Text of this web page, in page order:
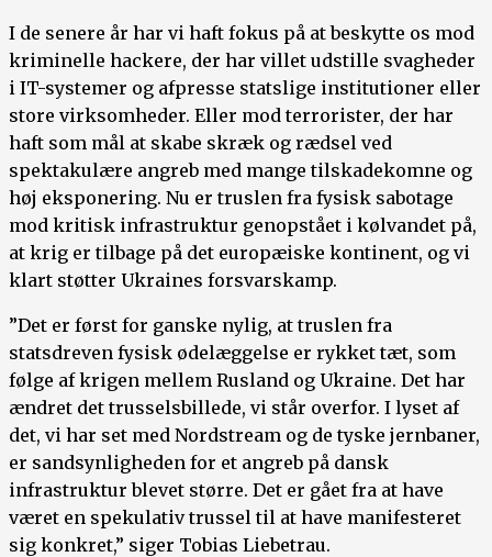
I de senere år har vi haft fokus på at beskytte os mod
kriminelle hackere, der har villet udstille svagheder
i IT-systemer og afpresse statslige institutioner eller
store virksomheder. Eller mod terrorister, der har
haft som mål at skabe skræk og rædsel ved
spektakulære angreb med mange tilskadekomne og
høj eksponering. Nu er truslen fra fysisk sabotage
mod kritisk infrastruktur genopstået i kølvandet på,
at krig er tilbage på det europæiske kontinent, og vi
klart støtter Ukraines forsvarskamp.
”Det er først for ganske nylig, at truslen fra
statsdreven fysisk ødelæggelse er rykket tæt, som
følge af krigen mellem Rusland og Ukraine. Det har
ændret det trusselsbillede, vi står overfor. I lyset af
det, vi har set med Nordstream og de tyske jernbaner,
er sandsynligheden for et angreb på dansk
infrastruktur blevet større. Det er gået fra at have
været en spekulativ trussel til at have manifesteret
sig konkret,” siger Tobias Liebetrau.